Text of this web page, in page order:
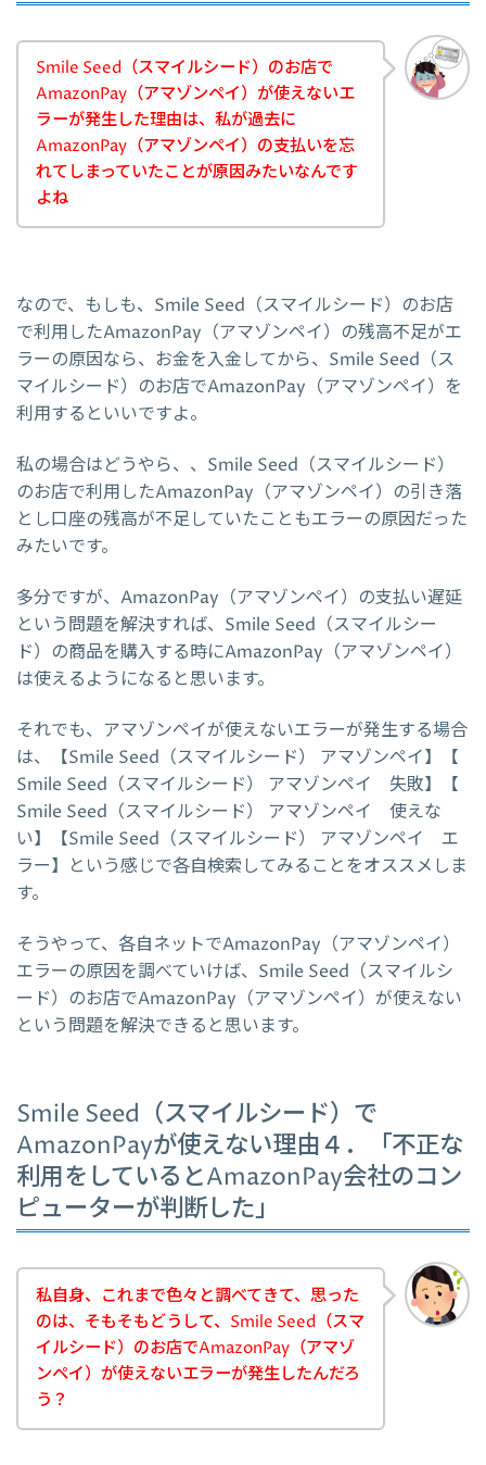
Smile Seed（スマイルシード）のお店で
AmazonPay（アマゾンペイ）が使えないエ
ラーが発生した理由は、私が過去に
AmazonPay（アマゾンペイ）の支払いを忘
れてしまっていたことが原因みたいなんです
よね
なので、もしも、Smile Seed（スマイルシード）のお店
で利用したAmazonPay（アマゾンペイ）の残高不足がエ
ラーの原因なら、お金を入金してから、Smile Seed（ス
マイルシード）のお店でAmazonPay（アマゾンペイ）を
利用するといいですよ。
私の場合はどうやら、、Smile Seed（スマイルシード）
のお店で利用したAmazonPay（アマゾンペイ）の引き落
とし口座の残高が不足していたこともエラーの原因だった
みたいです。
多分ですが、AmazonPay（アマゾンペイ）の支払い遅延
という問題を解決すれば、Smile Seed（スマイルシー
ド）の商品を購入する時にAmazonPay（アマゾンペイ）
は使えるようになると思います。
それでも、アマゾンペイが使えないエラーが発生する場合
は、【Smile Seed（スマイルシード） アマゾンペイ】【
Smile Seed（スマイルシード） アマゾンペイ 失敗】【
Smile Seed（スマイルシード） アマゾンペイ 使えな
い】【Smile Seed（スマイルシード） アマゾンペイ エ
ラー】という感じで各自検索してみることをオススメしま
す。
そうやって、各自ネットでAmazonPay（アマゾンペイ）
エラーの原因を調べていけば、Smile Seed（スマイルシ
ード）のお店でAmazonPay（アマゾンペイ）が使えない
という問題を解決できると思います。
Smile Seed（スマイルシード）で
AmazonPayが使えない理由４．「不正な
利用をしているとAmazonPay会社のコン
ピューターが判断した」
私自身、これまで色々と調べてきて、思った
のは、そもそもどうして、Smile Seed（スマ
イルシード）のお店でAmazonPay（アマゾ
ンペイ）が使えないエラーが発生したんだろ
う？